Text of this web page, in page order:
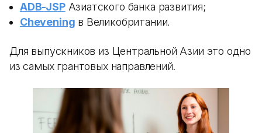
ADB-JSPАзиатского банка развития;
Chevening в Великобритании.
Для выпускников из Центральной Азии это одно
из самых грантовых направлений.